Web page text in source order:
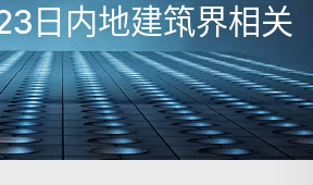
日内地建筑界相关